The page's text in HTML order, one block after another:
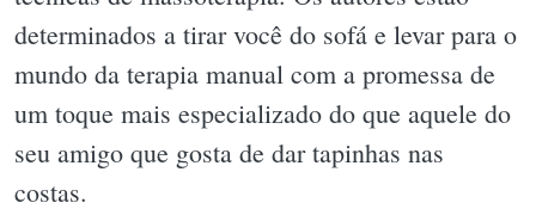
determinados a tirar você do sofá e levar para o
mundo da terapia manual com a promessa de
um toque mais especializado do que aquele do
seu amigo que gosta de dar tapinhas nas
costas.